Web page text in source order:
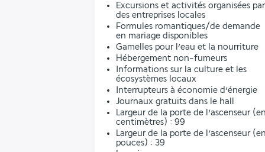
Excursions et activités organisées par
des entreprises locales
Formules romantiques/de demande
en mariage disponibles
Gamelles pour l’eau et la nourriture
Hébergement non-fumeurs
Informations sur la culture et les
écosystèmes locaux
Interrupteurs à économie d’énergie
Journaux gratuits dans le hall
Largeur de la porte de l’ascenseur (en
centimètres) : 99
Largeur de la porte de l’ascenseur (en
pouces) : 39